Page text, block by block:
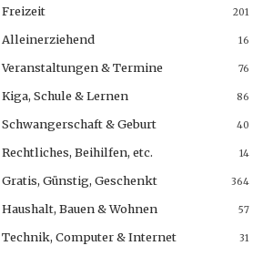
201
Freizeit
16
Alleinerziehend
76
Veranstaltungen & Termine
86
Kiga, Schule & Lernen
40
Schwangerschaft & Geburt
14
Rechtliches, Beihilfen, etc.
364
Gratis, Günstig, Geschenkt
57
Haushalt, Bauen & Wohnen
31
Technik, Computer & Internet